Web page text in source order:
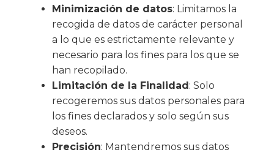
Minimización de datos: Limitamos la
recogida de datos de carácter personal
a lo que es estrictamente relevante y
necesario para los fines para los que se
han recopilado.
Limitación de la Finalidad: Solo
recogeremos sus datos personales para
los fines declarados y solo según sus
deseos.
Precisión: Mantendremos sus datos